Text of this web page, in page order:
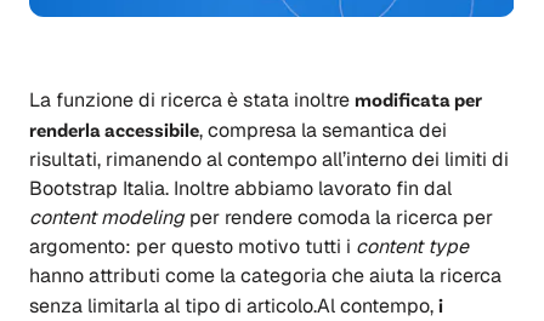
La funzione di ricerca è stata inoltre modificata per
renderla accessibile, compresa la semantica dei
risultati, rimanendo al contempo all’interno dei limiti di
Bootstrap Italia. Inoltre abbiamo lavorato fin dal
content modelingper rendere comoda la ricerca per
argomento: per questo motivo tutti i content type
hanno attributi come la categoria che aiuta la ricerca
senza limitarla al tipo di articolo.Al contempo, i